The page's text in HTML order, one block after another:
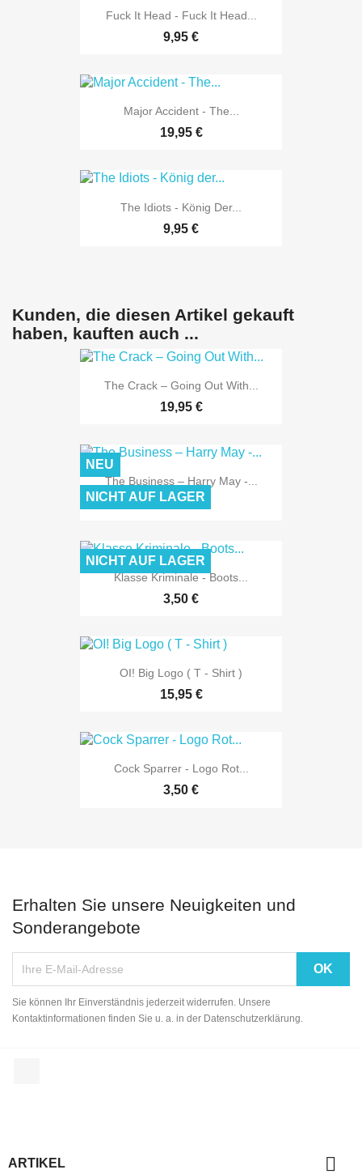
Fuck It Head - Fuck It Head...
9,95 €
Major Accident - The...
19,95 €
The Idiots - König Der...
9,95 €
Kunden, die diesen Artikel gekauft
haben, kauften auch ...
The Crack ‎– Going Out With...
19,95 €
The Business ‎– Harry May -...
29,95 €
NEU
NICHT AUF LAGER
Klasse Kriminale - Boots...
3,50 €
NICHT AUF LAGER
OI! Big Logo ( T - Shirt )
15,95 €
Cock Sparrer - Logo Rot...
3,50 €
Erhalten Sie unsere Neuigkeiten und
Sonderangebote
Sie können Ihr Einverständnis jederzeit widerrufen. Unsere
Kontaktinformationen finden Sie u. a. in der Datenschutzerklärung.
ARTIKEL 